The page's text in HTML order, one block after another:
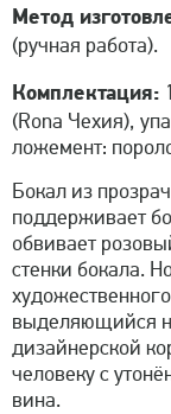
Метод
(ручная работа).
Комплектация:
(Rona Чехия),
ложемент:
Бокал из
поддерживает
обвивает
стенки бокала.
выделяющийся
дизайнерской
человеку с
вина.